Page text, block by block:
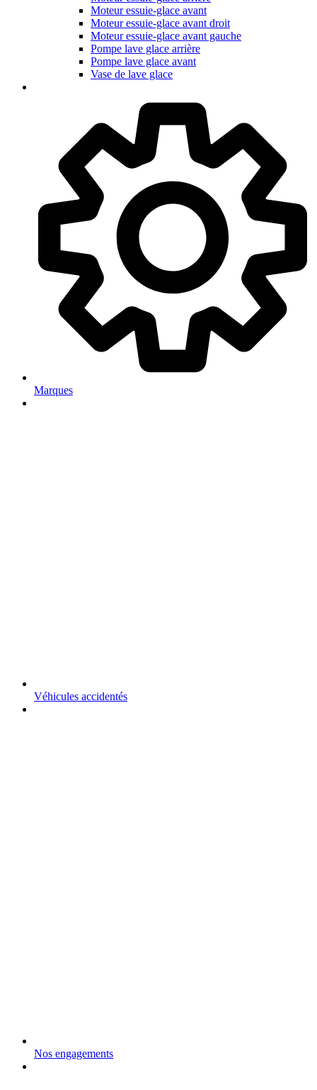
Moteur essuie-glace avant
Moteur essuie-glace avant droit
Moteur essuie-glace avant gauche
Pompe lave glace arrière
Pompe lave glace avant
Vase de lave glace
Marques
Véhicules accidentés
Nos engagements